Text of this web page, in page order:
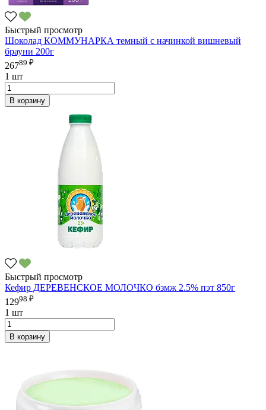
Быстрый просмотр
Шоколад КОММУНАРКА темный с начинкой вишневый
брауни 200г
26789 ₽
1 шт
В корзину
Быстрый просмотр
Кефир ДЕРЕВЕНСКОЕ МОЛОЧКО бзмж 2.5% пэт 850г
12998 ₽
1 шт
В корзину